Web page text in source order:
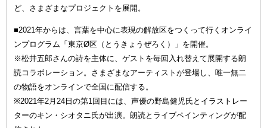
ど、さまざまなプロジェクトを展開。
■2021年からは、言葉を中心に表現の解放区をつくって行くオンライ
ンプログラム「東京Ø区（とうきょうぜろく）」を開催。
※松井五郎さんの詩を主体に、ゲストを毎回入れ替えて展開する朗
読コラボレーション。さまざまなアーティストが登場し、唯一無二
の物語をオンラインで全国に配信する。
※2021年2月24日の第1回目には、声優の野島健児氏とイラストレー
ターのキン・シオタニ氏が出演。朗読とライブペインティングが配